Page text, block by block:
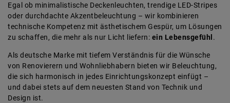
Egal ob minimalistische Deckenleuchten, trendige LED-Stripes
oder durchdachte Akzentbeleuchtung – wir kombinieren
technische Kompetenz mit ästhetischem Gespür, um Lösungen
zu schaffen, die mehr als nur Licht liefern: ein Lebensgefühl .
Als deutsche Marke mit tiefem Verständnis für die Wünsche
von Renovierern und Wohnliebhabern bieten wir Beleuchtung,
die sich harmonisch in jedes Einrichtungskonzept einfügt –
und dabei stets auf dem neuesten Stand von Technik und
Design ist.